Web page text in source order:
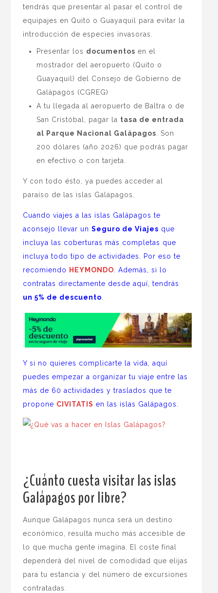
tendrás que presentar al pasar el control de
equipajes en Quito o Guayaquil para evitar la
introducción de especies invasoras.
Presentar los documentos en el
mostrador del aeropuerto (Quito o
Guayaquil) del Consejo de Gobierno de
Galápagos (CGREG)
A tu llegada al aeropuerto de Baltra o de
San Cristóbal, pagar la tasa de entrada
al Parque Nacional Galápagos . Son
200 dólares (año 2026) que podrás pagar
en efectivo o con tarjeta.
Y con todo ésto, ya puedes acceder al
paraíso de las islas Galápagos.
Cuando viajes a las islas Galápagos te
aconsejo llevar unSeguro de Viajes que
incluya las coberturas más completas que
incluya todo tipo de actividades. Por eso te
recomiendo
HEYMONDO . Además, si lo
contratas directamente desde aquí, tendrás
un 5% de descuento
Y si no quieres complicarte la vida, aquí
puedes empezar a organizar tu viaje entre las
más de 60 actividades y traslados que te
propone CIVITATIS en las islas Galápagos.
¿Cuánto cuesta visitar las islas
Galápagos por libre?
Aunque Galápagos nunca será un destino
económico, resulta mucho más accesible de
lo que mucha gente imagina. El coste final
dependerá del nivel de comodidad que elijas
para tu estancia y del número de excursiones
contratadas.